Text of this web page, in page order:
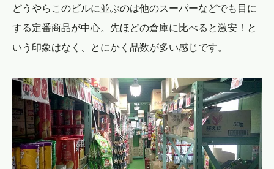
どうやらこのビルに並ぶのは他のスーパーなどでも目に
する定番商品が中心。先ほどの倉庫に比べると激安！と
いう印象はなく、とにかく品数が多い感じです。